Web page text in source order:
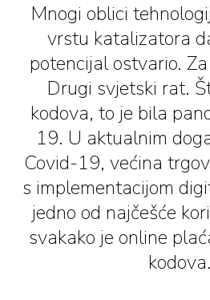
Mnogi oblici
vrstu katalizatora
potencijal ostvario.
Drugi svjetski rat.
kodova, to je bila
19. U aktualnim
Covid-19, većina
s implementacijom
jedno od najčešće
svakako je online
kodova.